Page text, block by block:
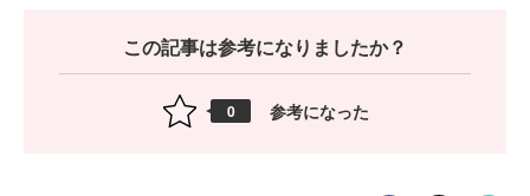
この記事は参考になりましたか？
0 参考になった